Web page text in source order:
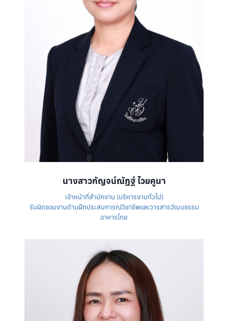
นางสาวกัญจน์ณัฏฐ์ ไวยคูนา
เจ้าหน้าที่สำนักงาน (บริหารงานทั่วไป)
รับผิดชอบงานด้านฝึกประสบการณ์วิชาชีพและวารสารวัฒนธรรม
อาหารไทย